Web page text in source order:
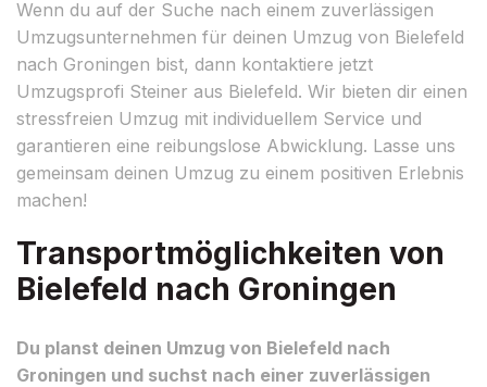
Wenn du auf der Suche nach einem zuverlässigen
Umzugsunternehmen für deinen Umzug von Bielefeld
nach Groningen bist, dann kontaktiere jetzt
Umzugsprofi Steiner aus Bielefeld. Wir bieten dir einen
stressfreien Umzug mit individuellem Service und
garantieren eine reibungslose Abwicklung. Lasse uns
gemeinsam deinen Umzug zu einem positiven Erlebnis
machen!
Transportmöglichkeiten von
Bielefeld nach Groningen
Du planst deinen Umzug von Bielefeld nach
Groningen und suchst nach einer zuverlässigen